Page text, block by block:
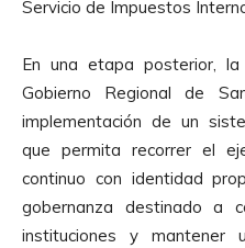
Servicio de Impuestos
En una etapa posterior,
Gobierno Regional de
implementación de un
que permita recorrer el
continuo con identidad
gobernanza destinado a
instituciones y mantener